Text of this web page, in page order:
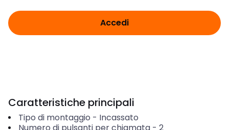
Accedi
Caratteristiche principali
Tipo di montaggio - Incassato